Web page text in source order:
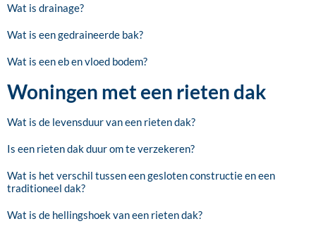
Wat is drainage?
Wat is een gedraineerde bak?
Wat is een eb en vloed bodem?
Woningen met een rieten dak
Wat is de levensduur van een rieten dak?
Is een rieten dak duur om te verzekeren?
Wat is het verschil tussen een gesloten constructie en een
traditioneel dak?
Wat is de hellingshoek van een rieten dak?